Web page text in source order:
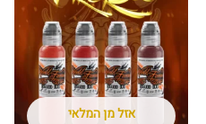
אזל מן המלאי